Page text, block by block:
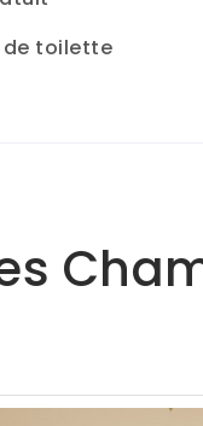
toilette